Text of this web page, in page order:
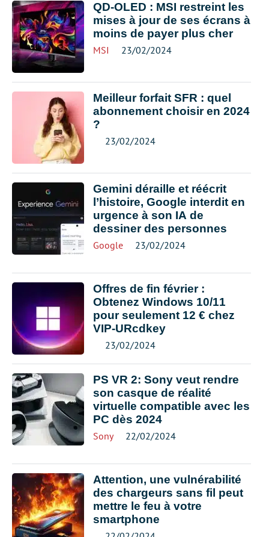
QD-OLED : MSI restreint les
mises à jour de ses écrans à
moins de payer plus cher
MSI 23/02/2024
Meilleur forfait SFR : quel
abonnement choisir en 2024
?
23/02/2024
Gemini déraille et réécrit
l’histoire, Google interdit en
urgence à son IA de
dessiner des personnes
Google 23/02/2024
Offres de fin février :
Obtenez Windows 10/11
pour seulement 12 € chez
VIP-URcdkey
23/02/2024
PS VR 2: Sony veut rendre
son casque de réalité
virtuelle compatible avec les
PC dès 2024
Sony 22/02/2024
Attention, une vulnérabilité
des chargeurs sans fil peut
mettre le feu à votre
smartphone